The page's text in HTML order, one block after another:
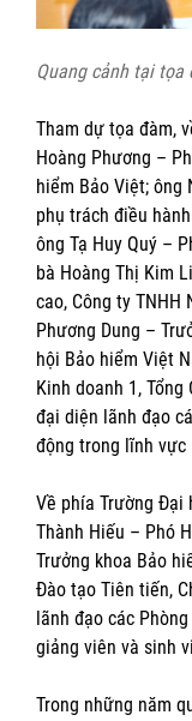
Quang cảnh tại tọa
Tham dự tọa đàm,
Hoàng Phương –
hiểm Bảo Việt; ông
phụ trách điều
ông Tạ Huy Quý –
bà Hoàng Thị Kim
cao, Công ty TNHH
Phương Dung –
hội Bảo hiểm Việt
Kinh doanh 1, Tổng
đại diện lãnh đạo
động trong lĩnh vực
Về phía Trường Đại
Thành Hiếu – Phó
Trưởng khoa Bảo
Đào tạo Tiên tiến,
lãnh đạo các
giảng viên và sinh
Trong những năm